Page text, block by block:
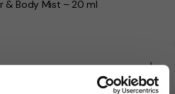
& Body Mist – 20 ml